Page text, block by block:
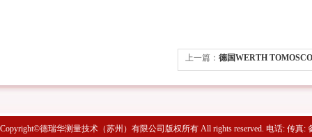
上一篇： 德国WERTH
Copyright©德瑞华测量技术（苏州）有限公司版权所有 All rights reserved. 电话: 传真: